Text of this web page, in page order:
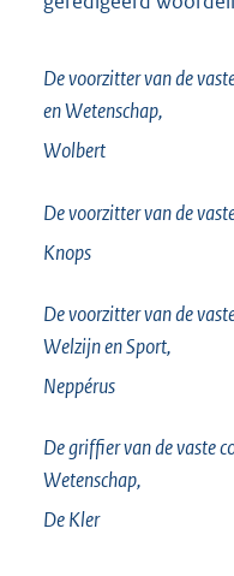
De voorzitter van de
en Wetenschap,
Wolbert
De voorzitter van de
Knops
De voorzitter van de
Welzijn en Sport,
Neppérus
De griffier van de vaste
Wetenschap,
De Kler